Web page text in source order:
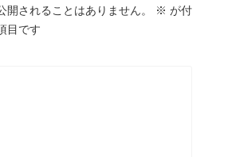
開されることはありません。 ※ が付
目です